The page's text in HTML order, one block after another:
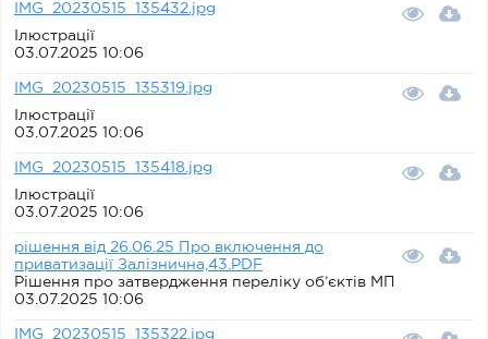
IMG_20230515_135432.jpg
Ілюстрації
03.07.2025 10:06
IMG_20230515_135319.jpg
Ілюстрації
03.07.2025 10:06
IMG_20230515_135418.jpg
Ілюстрації
03.07.2025 10:06
рішення від 26.06.25 Про включення до
приватизації Залізнична,43.PDF
Рішення про затвердження переліку об’єктів МП
03.07.2025 10:06
IMG_20230515_135322.jpg